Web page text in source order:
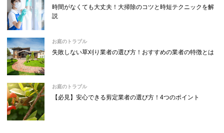
時間がなくても大丈夫！大掃除のコツと時短テクニックを解
説
お庭のトラブル
失敗しない草刈り業者の選び方！おすすめの業者の特徴とは
お庭のトラブル
【必見】安心できる剪定業者の選び方！4つのポイント